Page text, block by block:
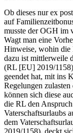
Ob dieses nur ex
auf
musste der OGH im
Wagt man eine
Hinweise, wohin die
dazu ist mittlerweile
(RL [EU] 2019/
geendet hat, mit ins
Regelungen
können sich diese
die RL den
Vaterschaftsurlaubs
dem
2019/1158), deckt